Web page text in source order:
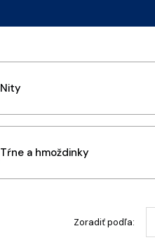
Nity
Tŕne a hmoždinky
Zoradiť podľa: